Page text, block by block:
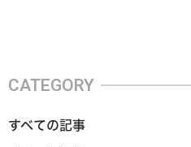
CATEGORY
すべての記事